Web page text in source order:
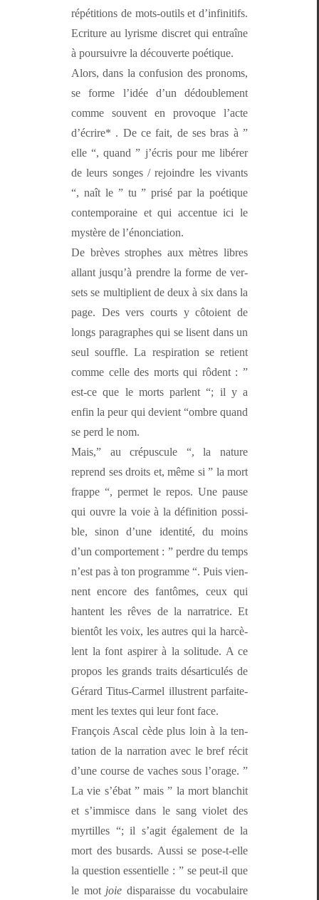
répéti­tions de mots-out­ils et d’in­fini­tifs.
Ecri­t­ure au lyrisme dis­cret qui entraîne
à pour­suiv­re la décou­verte poétique.
Alors, dans la con­fu­sion des pronoms,
se forme l’idée d’un dédou­ble­ment
comme sou­vent en provoque l’acte
d’écrire* . De ce fait, de ses bras à ”
elle “, quand ” j’écris pour me libér­er
de leurs songes / rejoin­dre les vivants
“, naît le ” tu ” prisé par la poé­tique
con­tem­po­raine et qui accentue ici le
mys­tère de l’énonciation.
De brèves stro­phes aux mètres libres
allant jusqu’à pren­dre la forme de ver­
sets se mul­ti­plient de deux à six dans la
page. Des vers courts y côtoient de
longs para­graphes qui se lisent dans un
seul souf­fle. La res­pi­ra­tion se retient
comme celle des morts qui rôdent : ”
est-ce que le morts par­lent “; il y a
enfin la peur qui devient “ombre quand
se perd le nom.
Mais,” au cré­pus­cule “, la nature
reprend ses droits et, même si ” la mort
frappe “, per­met le repos. Une pause
qui ouvre la voie à la déf­i­ni­tion pos­si­
ble, sinon d’une iden­tité, du moins
d’un com­porte­ment : ” per­dre du temps
n’est pas à ton pro­gramme “. Puis vien­
nent encore des fan­tômes, ceux qui
hantent les rêves de la nar­ra­trice. Et
bien­tôt les voix, les autres qui la har­cè­
lent la font aspir­er à la soli­tude. A ce
pro­pos les grands traits désar­tic­ulés de
Gérard Titus-Carmel illus­trent par­faite­
ment les textes qui leur font face.
François Ascal cède plus loin à la ten­
ta­tion de la nar­ra­tion avec le bref réc­it
d’une course de vach­es sous l’or­age. ”
La vie s’é­bat ” mais ” la mort blan­chit
et s’im­misce dans le sang vio­let des
myr­tilles “; il s’ag­it égale­ment de la
mort des busards. Aus­si se pose-t-elle
la ques­tion essen­tielle : ” se peut-il que
le mot joie dis­paraisse du vocab­u­laire